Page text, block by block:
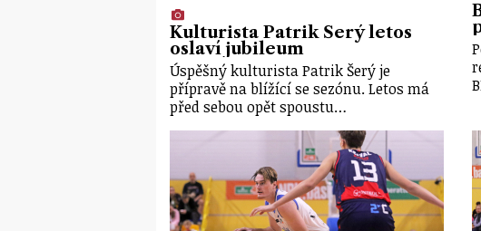
Kulturista Patrik Šerý letos
oslaví jubileum
Úspěšný kulturista Patrik Šerý je
přípravě na blížící se sezónu. Letos má
před sebou opět spoustu…